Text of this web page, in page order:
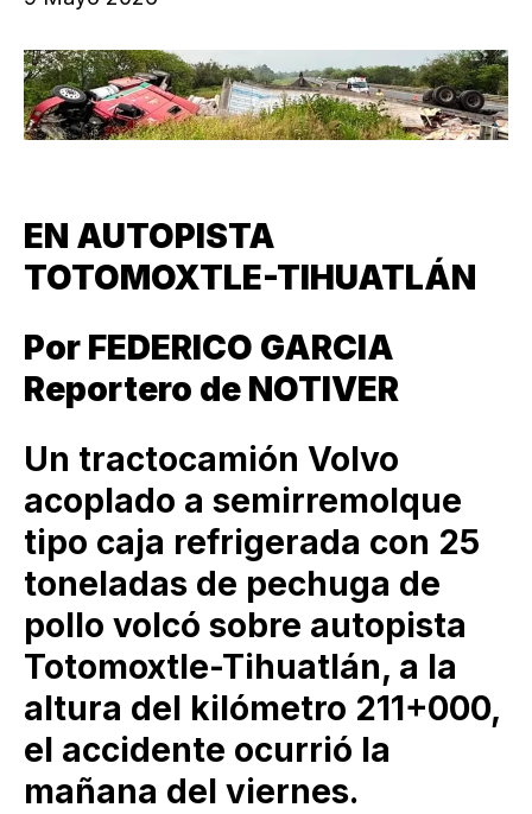
EN AUTOPISTA
TOTOMOXTLE-TIHUATLÁN
Por FEDERICO GARCIA
Reportero de NOTIVER
Un tractocamión Volvo
acoplado a semirremolque
tipo caja refrigerada con 25
toneladas de pechuga de
pollo volcó sobre autopista
Totomoxtle-Tihuatlán, a la
altura del kilómetro 211+000,
el accidente ocurrió la
mañana del viernes.